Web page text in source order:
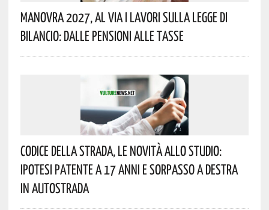
Manovra 2027, Al Via I Lavori Sulla Legge Di
Bilancio: Dalle Pensioni Alle Tasse
Codice Della Strada, Le Novità Allo Studio:
Ipotesi Patente A 17 Anni E Sorpasso A Destra
In Autostrada